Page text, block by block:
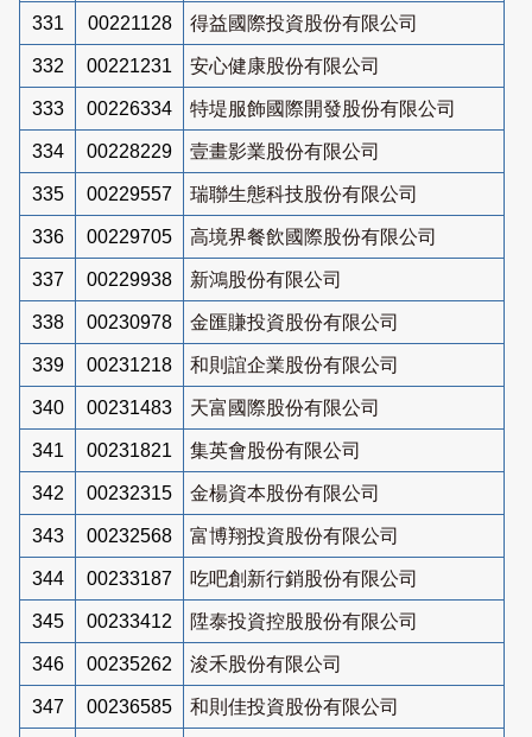
331 00221128 得益國際投資股份有限公司
332 00221231 安心健康股份有限公司
333 00226334 特堤服飾國際開發股份有限公司
334 00228229 壹畫影業股份有限公司
335 00229557 瑞聯生態科技股份有限公司
336 00229705 高境界餐飲國際股份有限公司
337 00229938 新鴻股份有限公司
338 00230978 金匯賺投資股份有限公司
339 00231218 和則誼企業股份有限公司
340 00231483 天富國際股份有限公司
341 00231821 集英會股份有限公司
342 00232315 金楊資本股份有限公司
343 00232568 富博翔投資股份有限公司
344 00233187 吃吧創新行銷股份有限公司
345 00233412 陞泰投資控股股份有限公司
346 00235262 浚禾股份有限公司
347 00236585 和則佳投資股份有限公司